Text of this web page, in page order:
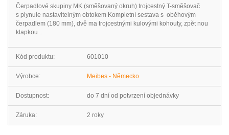
Čerpadlové skupiny MK (směšovaný okruh) trojcestný T-směšovač
s plynule nastavitelným obtokem Kompletní sestava s oběhovým
čerpadlem (180 mm), dvě ma trojcestnými kulovými kohouty, zpět nou
klapkou ..
Kód produktu: 601010
Výrobce: Meibes - Německo
Dostupnost: do 7 dní od potvrzení objednávky
Záruka: 2 roky